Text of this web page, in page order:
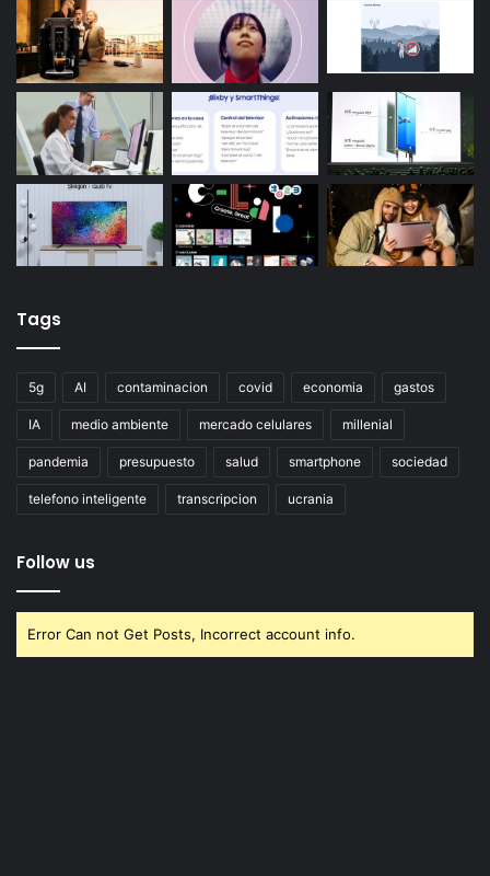
Tags
5g AI contaminacion covid economia gastos
IA medio ambiente mercado celulares millenial
pandemia presupuesto salud smartphone sociedad
telefono inteligente transcripcion ucrania
Follow us
Error Can not Get Posts, Incorrect account info.